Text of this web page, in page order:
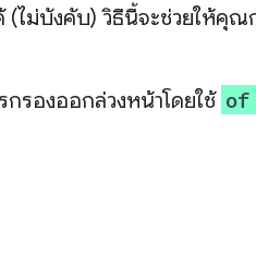
(ไม่บังคับ) วิธีนี้จะช่วยให้คุณ
รองออกล่วงหน้าโดยใช้